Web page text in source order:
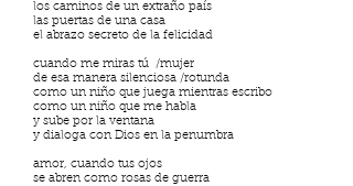
los caminos de un extraño país
las puertas de una casa
el abrazo secreto de la felicidad
cuando me miras tú /mujer
de esa manera silenciosa /rotunda
como un niño que juega mientras escribo
como un niño que me habla
y sube por la ventana
y dialoga con Dios en la penumbra
amor, cuando tus ojos
se abren como rosas de guerra